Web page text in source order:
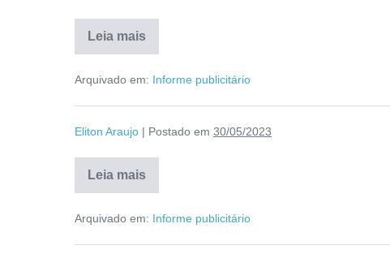
Leia mais
Arquivado em: Informe publicitário
Eliton Araujo | Postado em 30/05/2023
Leia mais
Arquivado em: Informe publicitário